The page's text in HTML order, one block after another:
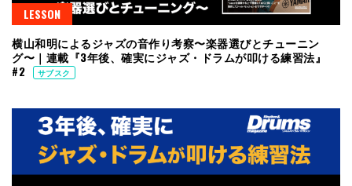
LESSON
横山和明によるジャズの音作り考察〜楽器選びとチューニン
グ〜｜連載『3年後、確実にジャズ・ドラムが叩ける練習法』
#2
サブスク